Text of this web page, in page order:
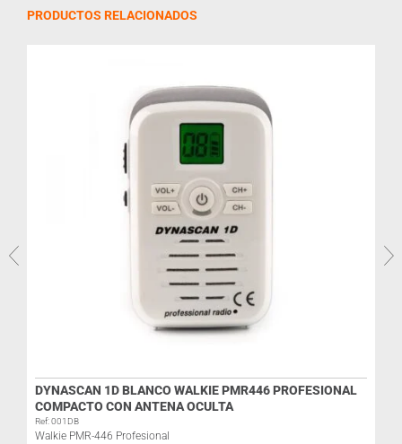
PRODUCTOS RELACIONADOS
DYNASCAN 1D BLANCO WALKIE PMR446 PROFESIONAL
COMPACTO CON ANTENA OCULTA
Ref: 001DB
Walkie PMR-446 Profesional